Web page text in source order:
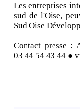
Les entreprises
sud de l'Oise,
Sud Oise
Contact presse :
03 44 54 43 44 ●